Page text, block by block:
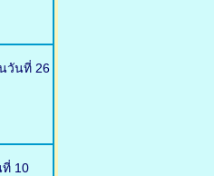
วันที่ 26
10